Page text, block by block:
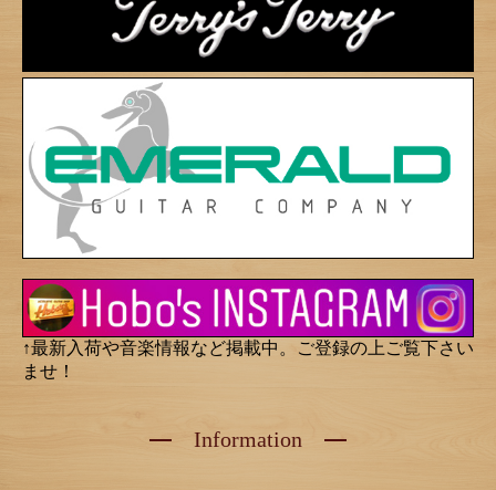
↑最新入荷や音楽情報など掲載中。ご登録の上ご覧下さい
ませ！
Information